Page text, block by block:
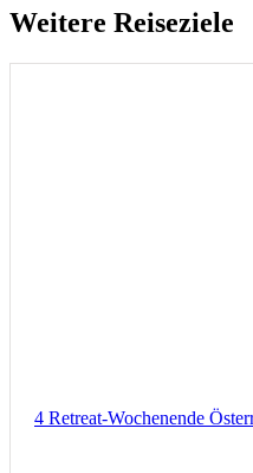
Weitere Reiseziele
4 Retreat-Wochenende